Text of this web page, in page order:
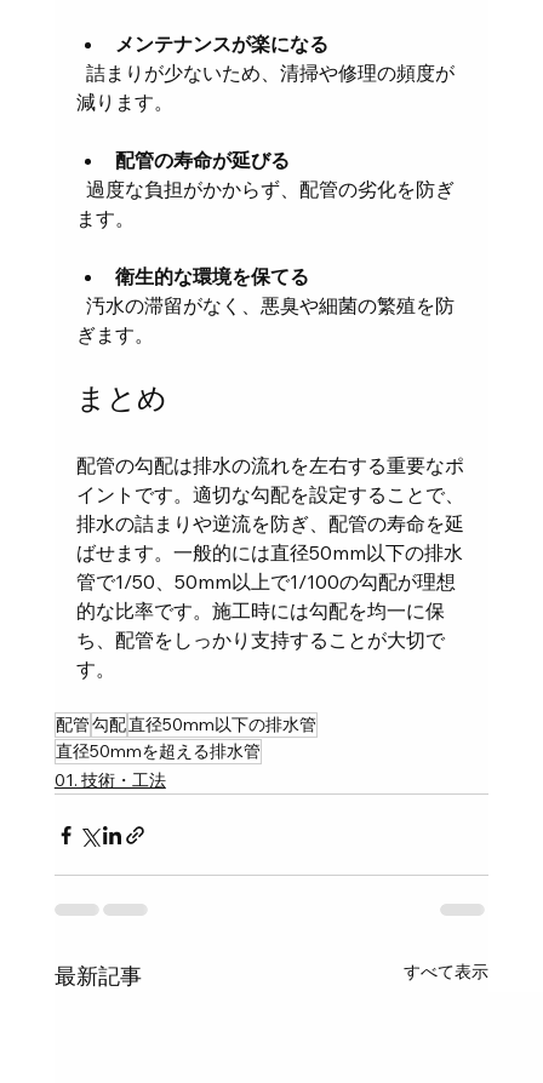
メンテナンスが楽になる
減ります。
配管の寿命が延びる
ます。
衛生的な環境を保てる
ぎます。
まとめ
配管の勾配は排水の流れを左右する重要なポ
イントです。適切な勾配を設定することで、
排水の詰まりや逆流を防ぎ、配管の寿命を延
ばせます。一般的には直径50mm以下の排水
管で1/50、50mm以上で1/100の勾配が理想
的な比率です。施工時には勾配を均一に保
ち、配管をしっかり支持することが大切で
す。
配管勾配直径50mm以下の排水管
直径50mmを超える排水管
01. 技術・工法
最新記事 すべて表示